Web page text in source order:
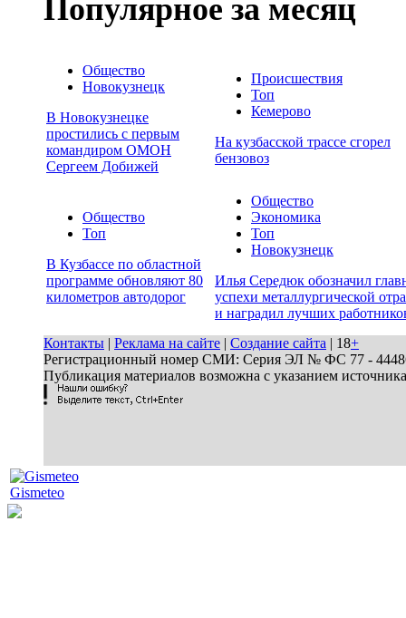
Популярное за месяц
Общество
Новокузнецк
В Новокузнецке
простились с первым
командиром ОМОН
Сергеем Добижей
Происшествия
Топ
Кемерово
На кузбасской трассе сгорел
бензовоз
Общество
Топ
В Кузбассе по областной
программе обновляют 80
километров автодорог
Общество
Экономика
Топ
Новокузнецк
Илья Середюк обозначил
успехи металлургической
и наградил лучших
Контакты | Реклама на сайте | Создание сайта | 18+
Регистрационный номер СМИ: Серия ЭЛ № ФС 77 - 44486
Публикация материалов возможна с указанием
Gismeteo